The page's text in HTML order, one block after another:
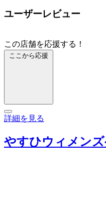
ユーザーレビュー
この店舗を応援する！
ここから応援
詳細を見る
やすひウィメン